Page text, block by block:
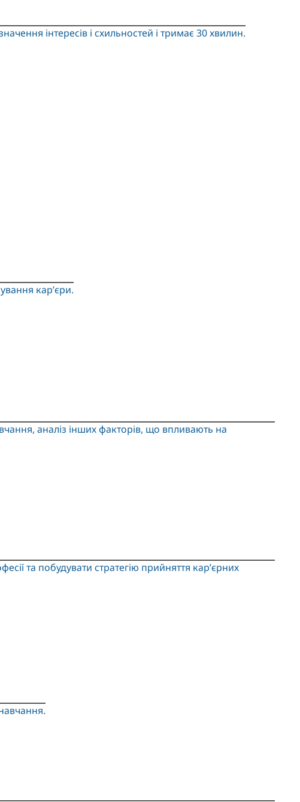
інтересів і схильностей і тримає 30 хвилин.
кар’єри.
аналіз інших факторів, що впливають на
та побудувати стратегію прийняття кар’єрних